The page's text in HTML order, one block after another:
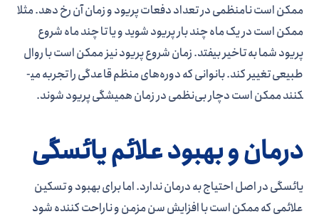
ممکن است نامنظمی در تعداد دفعات پریود و زمان آن رخ دهد. مثلا
ممکن است در یک ماه چند بار پریود شوید و یا تا چند ماه شروع
پریود شما به تاخیر بیفتد. زمان شروع پریود نیز ممکن است با روال
طبیعی تغییر کند. بانوانی که دوره­‌های منظم قاعدگی را تجربه می­
کنند ممکن است دچار بی‌­نظمی در زمان همیشگی پریود شوند.
درمان و بهبود علائم یائسگی
یائسگی در اصل احتیاج به درمان ندارد. اما برای بهبود و تسکین
علائمی که ممکن است با افزایش سن مزمن و ناراحت کننده شود